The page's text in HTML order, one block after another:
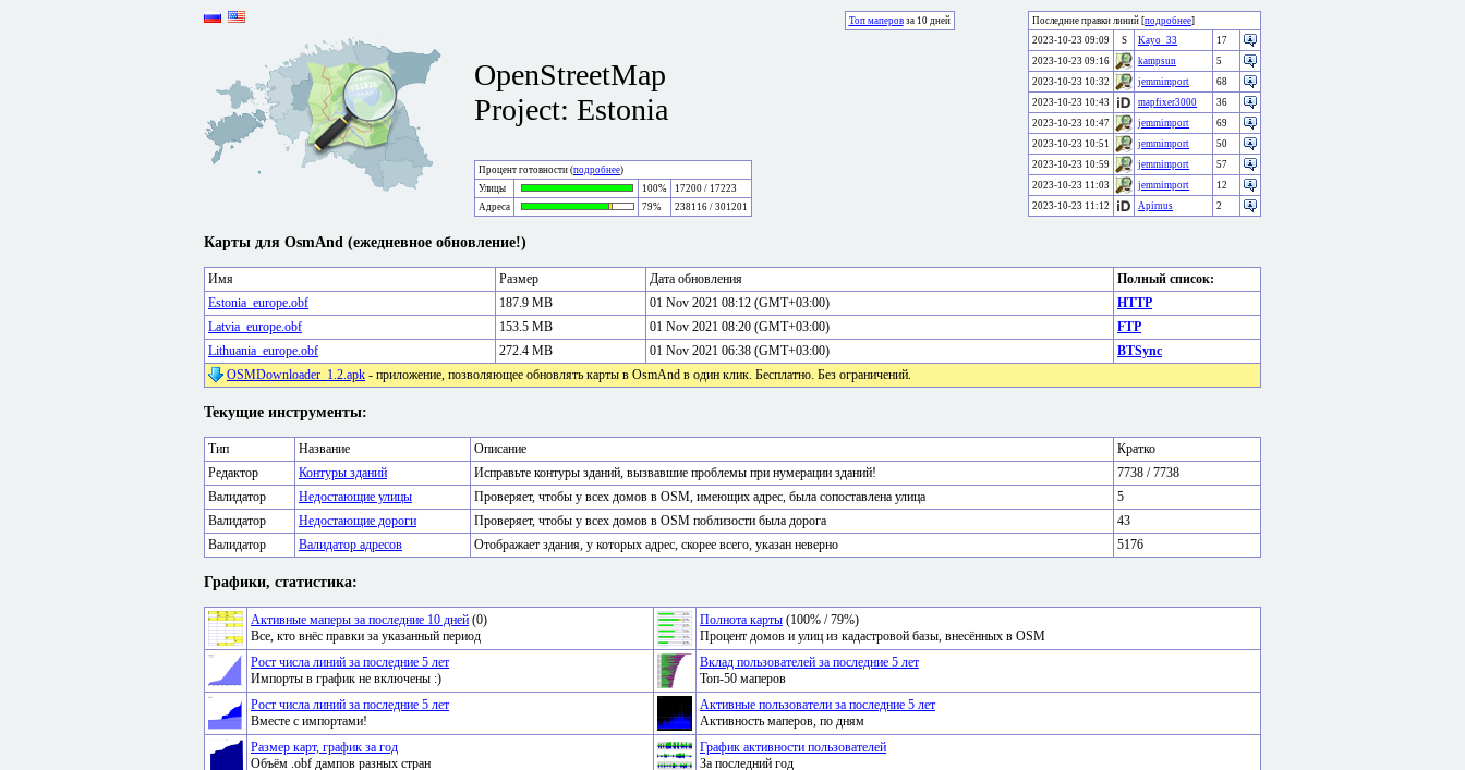
OpenStreetMap
Project: Estonia
Процент готовности (подробнее)
Улицы
100%
17200 / 17223
Адреса
79% 238116 / 301201
Топ маперовза 10 дней Последние правки линий [подробнее]
2023-10-23 09:09
S Kayo_33
17
2023-10-23 09:16
kampsun
5
2023-10-23 10:32
jemmimport
68
2023-10-23 10:43
mapfixer3000
36
2023-10-23 10:47
jemmimport
69
2023-10-23 10:51
jemmimport
50
2023-10-23 10:59
jemmimport
57
2023-10-23 11:03
jemmimport
12
2023-10-23 11:12
Apirnus 2
Карты для OsmAnd (ежедневное обновление!)
Имя Размер Дата обновления
Полный список:
Estonia_europe.obf
187.9 MB 01 Nov 2021 08:12 (GMT+03:00)
HTTP
Latvia_europe.obf
153.5 MB 01 Nov 2021 08:20 (GMT+03:00)
FTP
Lithuania_europe.obf
272.4 MB 01 Nov 2021 06:38 (GMT+03:00)
BTSync
OSMDownloader_1.2.apk - приложение, позволяющее обновлять карты в OsmAnd в один клик. Бесплатно. Без ограничений.
Текущие инструменты:
Тип Название Описание
Кратко
Редактор
Контуры зданий Исправьте контуры зданий, вызвавшие проблемы при нумерации зданий!
7738 / 7738
Валидатор
Недостающие улицы Проверяет, чтобы у всех домов в OSM, имеющих адрес, была сопоставлена улица
5
Валидатор
Недостающие дороги Проверяет, чтобы у всех домов в OSM поблизости была дорога
43
Валидатор
Валидатор адресов Отображает здания, у которых адрес, скорее всего, указан неверно 5176
Графики, статистика:
Активные маперы за последние 10 дней (0)
Все, кто внёс правки за указанный период
Полнота карты (100% / 79%)
Процент домов и улиц из кадастровой базы, внесённых в OSM
Рост числа линий за последние 5 лет
Импорты в график не включены :)
Вклад пользователей за последние 5 лет
Топ-50 маперов
Рост числа линий за последние 5 лет
Вместе с импортами!
Активные пользователи за последние 5 лет
Активность маперов, по дням
Размер карт, график за год
Объём .obf дампов разных стран
График активности пользователей
За последний год